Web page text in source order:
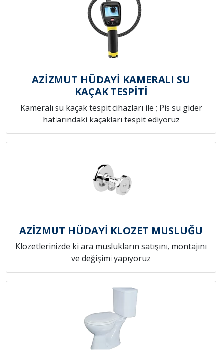
AZİZMUT HÜDAYİ KAMERALI SU
KAÇAK TESPİTİ
Kameralı su kaçak tespit cihazları ile ; Pis su gider
hatlarındaki kaçakları tespit ediyoruz
AZİZMUT HÜDAYİ KLOZET MUSLUĞU
Klozetlerinizde ki ara muslukların satışını, montajını
ve değişimi yapıyoruz